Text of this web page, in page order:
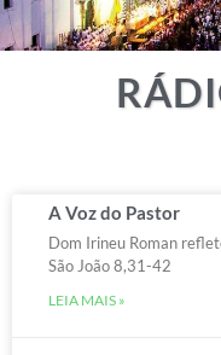
A Voz do Pastor
Dom Irineu Roman
São João 8,31-42
LEIA MAIS »